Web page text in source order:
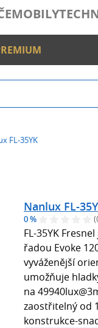
MOBILY
FL-35YK
Nanlux FL-
0 %
FL-35YK
řadou Evoke
vyváženější
umožňuje
na
zaostřitelný od
konstrukce-